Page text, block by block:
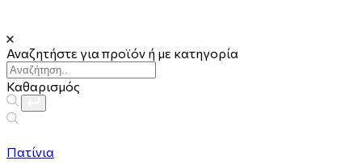
Αναζητήστε για προϊόν ή με κατηγορία
Καθαρισμός
Πατίνια